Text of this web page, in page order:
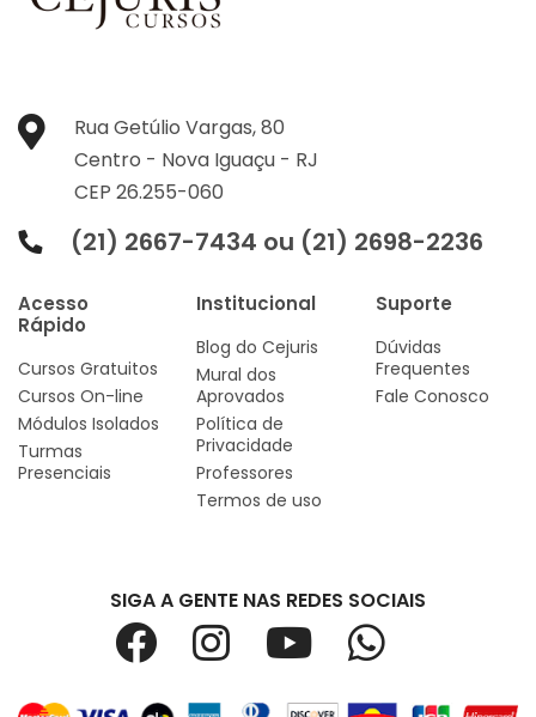
Rua Getúlio Vargas, 80
Centro - Nova Iguaçu - RJ
CEP 26.255-060
(21) 2667-7434 ou (21) 2698-2236
Acesso
Rápido
Cursos Gratuitos
Cursos On-line
Módulos Isolados
Turmas
Presenciais
Institucional
Blog do Cejuris
Mural dos
Aprovados
Política de
Privacidade
Professores
Termos de uso
Suporte
Dúvidas
Frequentes
Fale Conosco
SIGA A GENTE NAS REDES SOCIAIS